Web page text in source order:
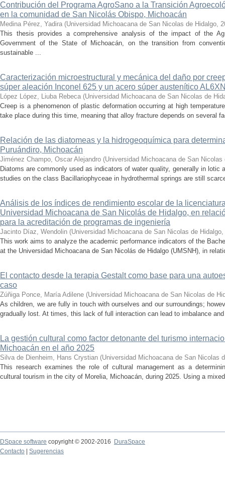
Contribución del Programa AgroSano a la Transición
en la comunidad de San Nicolás Obispo, Michoacán
Medina Pérez, Yadira (Universidad Michoacana de San Nicolas de Hidalgo,
This thesis provides a comprehensive analysis of the impact of the
Government of the State of Michoacán, on the transition from
sustainable ...
Caracterización microestructural y mecánica del daño por
súper aleación Inconel 625 y un acero súper austenítico
López López, Liuba Rebeca (Universidad Michoacana de San Nicolas de
Creep is a phenomenon of plastic deformation occurring at high
take place during this time, meaning that alloy fracture depends on several
Relación de las diatomeas y la hidrogeoquímica para
Puruándiro, Michoacán
Jiménez Champo, Oscar Alejandro (Universidad Michoacana de San Nicolas
Diatoms are commonly used as indicators of water quality, generally in
studies on the class Bacillariophyceae in hydrothermal springs are still
Análisis de los índices de rendimiento escolar de la
Universidad Michoacana de San Nicolás de Hidalgo, en
para la acreditación de programas de ingeniería
Jacinto Díaz, Wendolin (Universidad Michoacana de San Nicolas de Hidalgo,
This work aims to analyze the academic performance indicators of the
at the Universidad Michoacana de San Nicolás de Hidalgo (UMSNH), in
El contacto desde la terapia Gestalt como base para una
caso
Zúñiga Ponce, María Adilene (Universidad Michoacana de San Nicolas de
As children, we are fully in touch with ourselves and our surroundings;
gradually lost. At times, this lack of full interaction can lead to imbalance
La gestión cultural como factor detonante del turismo
Michoacán en el año 2025
Silva de Dienheim, Hans Crystian (Universidad Michoacana de San Nicolas
This research examines the role of cultural management as a
cultural tourism in the city of Morelia, Michoacán, during 2025. Using a
DSpace software copyright © 2002-2016
DuraSpace
Contacto
Sugerencias